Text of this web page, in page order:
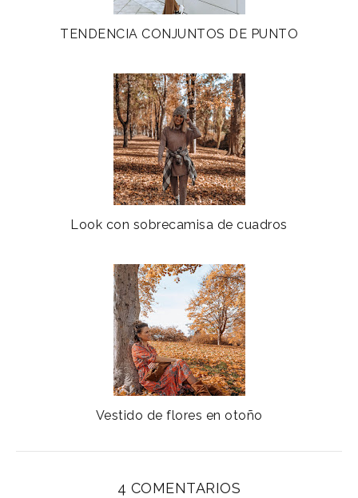
TENDENCIA CONJUNTOS DE PUNTO
Look con sobrecamisa de cuadros
Vestido de flores en otoño
4 COMENTARIOS